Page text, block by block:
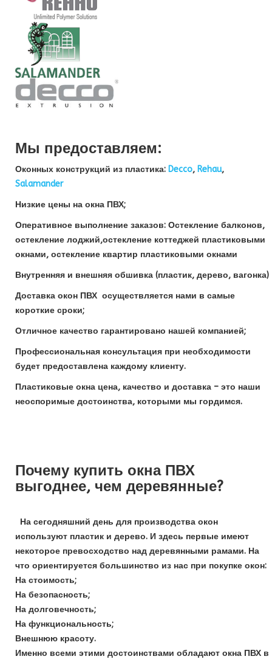
Мы предоставляем:
Оконных конструкций из пластика: Decco, Rehau,
Salamander
Низкие цены на окна ПВХ;
Оперативное выполнение заказов: Остекление балконов,
остекление лоджий,остекление коттеджей пластиковыми
окнами, остекление квартир пластиковыми окнами
Внутренняя и внешняя обшивка (пластик, дерево, вагонка)
Доставка окон ПВХ осуществляется нами в самые
короткие сроки;
Отличное качество гарантировано нашей компанией;
Профессиональная консультация при необходимости
будет предоставлена каждому клиенту.
Пластиковые окна цена, качество и доставка – это наши
неоспоримые достоинства, которыми мы гордимся.
Почему купить окна ПВХ
выгоднее, чем деревянные?
На сегодняшний день для производства окон
используют пластик и дерево. И здесь первые имеют
некоторое превосходство над деревянными рамами. На
что ориентируется большинство из нас при покупке окон:
На стоимость;
На безопасность;
На долговечность;
На функциональность;
Внешнюю красоту.
Именно всеми этими достоинствами обладают окна ПВХ в